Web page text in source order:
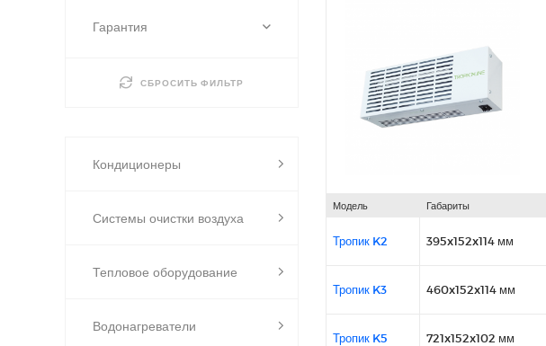
Гарантия
СБРОСИТЬ ФИЛЬТР
Кондиционеры
Системы очистки воздуха
Тепловое оборудование
Водонагреватели
Модель Габариты
Тропик K2 395x152x114 мм
Тропик K3 460x152x114 мм
Тропик K5 721x152x102 мм